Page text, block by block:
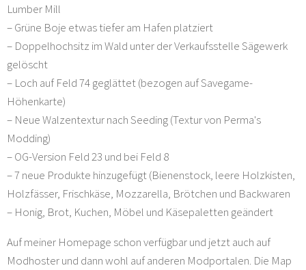
Lumber Mill
– Grüne Boje etwas tiefer am Hafen platziert
– Doppelhochsitz im Wald unter der Verkaufsstelle Sägewerk
gelöscht
– Loch auf Feld 74 geglättet (bezogen auf Savegame-
Höhenkarte)
– Neue Walzentextur nach Seeding (Textur von Perma's
Modding)
– OG-Version Feld 23 und bei Feld 8
– 7 neue Produkte hinzugefügt (Bienenstock, leere Holzkisten,
Holzfässer, Frischkäse, Mozzarella, Brötchen und Backwaren
– Honig, Brot, Kuchen, Möbel und Käsepaletten geändert
Auf meiner Homepage schon verfügbar und jetzt auch auf
Modhoster und dann wohl auf anderen Modportalen. Die Map